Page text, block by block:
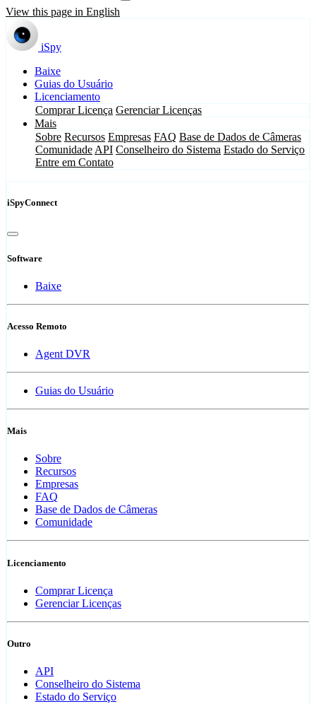
View this page in English
iSpy
Baixe
Guias do Usuário
Licenciamento
Comprar Licença Gerenciar Licenças
Mais
Sobre Recursos Empresas FAQ Base de Dados de Câmeras
Comunidade API Conselheiro do Sistema Estado do Serviço
Entre em Contato
iSpyConnect
Software
Baixe
Acesso Remoto
Agent DVR
Guias do Usuário
Mais
Sobre
Recursos
Empresas
FAQ
Base de Dados de Câmeras
Comunidade
Licenciamento
Comprar Licença
Gerenciar Licenças
Outro
API
Conselheiro do Sistema
Estado do Serviço